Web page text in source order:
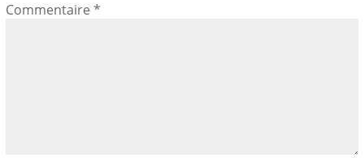
Commentaire *